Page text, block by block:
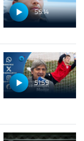
55:14
51:59